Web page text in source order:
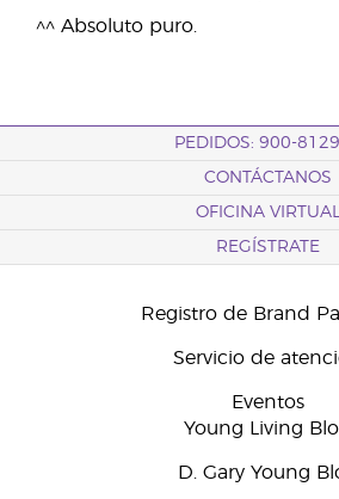
^^ Absoluto puro.
PEDIDOS: 900-
CONTÁCTANOS
OFICINA VIRTUAL
REGÍSTRATE
Registro de Brand
Servicio de
Eventos
Young Living
D. Gary Young